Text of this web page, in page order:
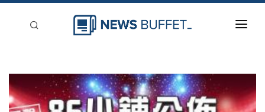
新聞稿分類
登入